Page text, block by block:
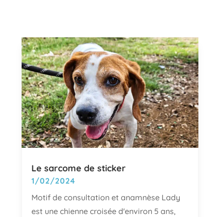
Le sarcome de sticker
1/02/2024
Motif de consultation et anamnèse Lady
est une chienne croisée d'environ 5 ans,